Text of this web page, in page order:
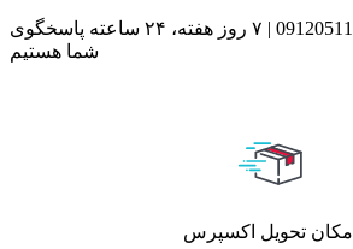
تلفن پشتیبانی | 09120511400 | ۷ روز هفته، ۲۴ ساعته پاسخگوی
شما هستیم
امکان تحویل اکسپرس